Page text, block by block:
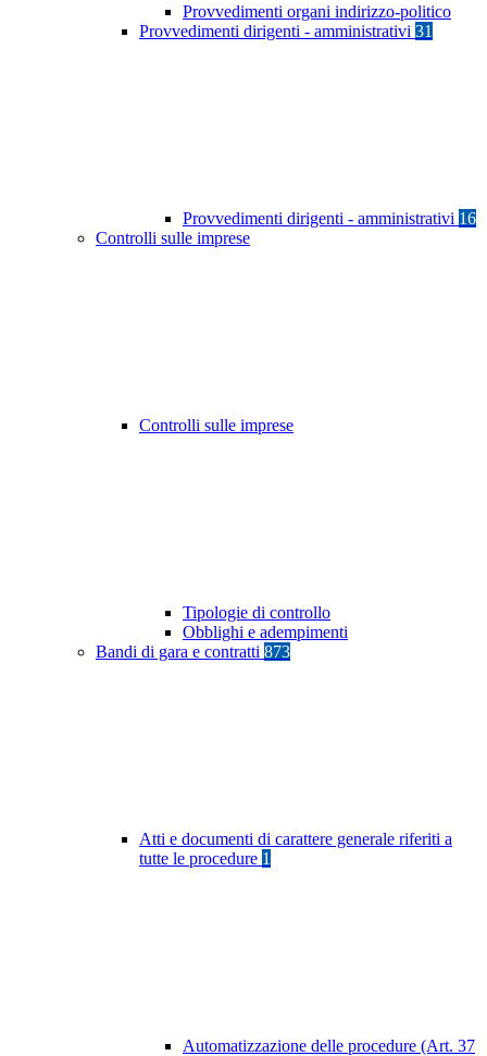
Provvedimenti organi indirizzo-politico
Provvedimenti dirigenti - amministrativi 31
Provvedimenti dirigenti - amministrativi 16
Controlli sulle imprese
Controlli sulle imprese
Tipologie di controllo
Obblighi e adempimenti
Bandi di gara e contratti 873
Atti e documenti di carattere generale riferiti a
tutte le procedure 1
Automatizzazione delle procedure (Art. 37